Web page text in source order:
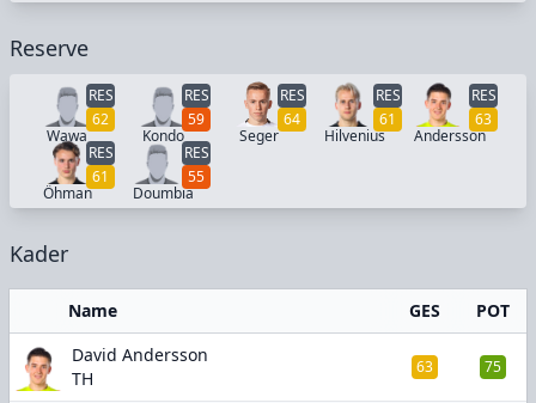
Reserve
RES
62
Wawa
RES
59
Kondo
RES
64
Seger
RES
61
Hilvenius
RES
63
Andersson
RES
61
Öhman
RES
55
Doumbia
Kader
Name GES
POT
David Andersson
TH
63 75